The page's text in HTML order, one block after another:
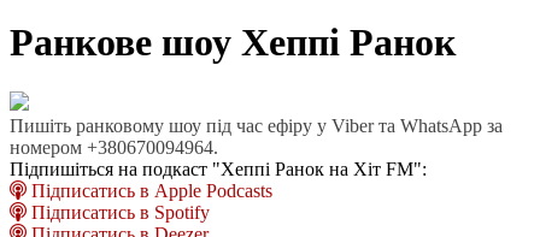
Ранкове шоу Хеппі Ранок
Пишіть ранковому шоу під час ефіру у Viber та WhatsApp за
номером +380670094964.
Підпишіться на подкаст "Хеппі Ранок на Хіт FM":
Підписатись в Apple Podcasts
Підписатись в Spotify